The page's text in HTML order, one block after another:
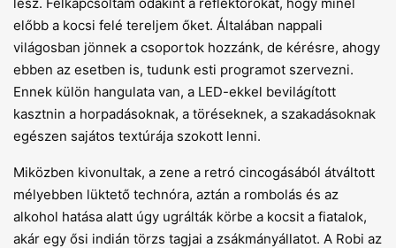
előbb a kocsi felé tereljem őket. Általában nappali
világosban jönnek a csoportok hozzánk, de kérésre, ahogy
ebben az esetben is, tudunk esti programot szervezni.
Ennek külön hangulata van, a LED-ekkel bevilágított
kasztnin a horpadásoknak, a töréseknek, a szakadásoknak
egészen sajátos textúrája szokott lenni.
Miközben kivonultak, a zene a retró cincogásából átváltott
mélyebben lüktető technóra, aztán a rombolás és az
alkohol hatása alatt úgy ugrálták körbe a kocsit a fiatalok,
akár egy ősi indián törzs tagjai a zsákmányállatot. A Robi az